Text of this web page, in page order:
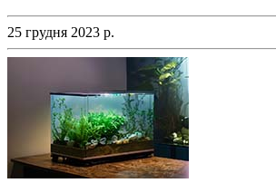
25 грудня 2023 р.